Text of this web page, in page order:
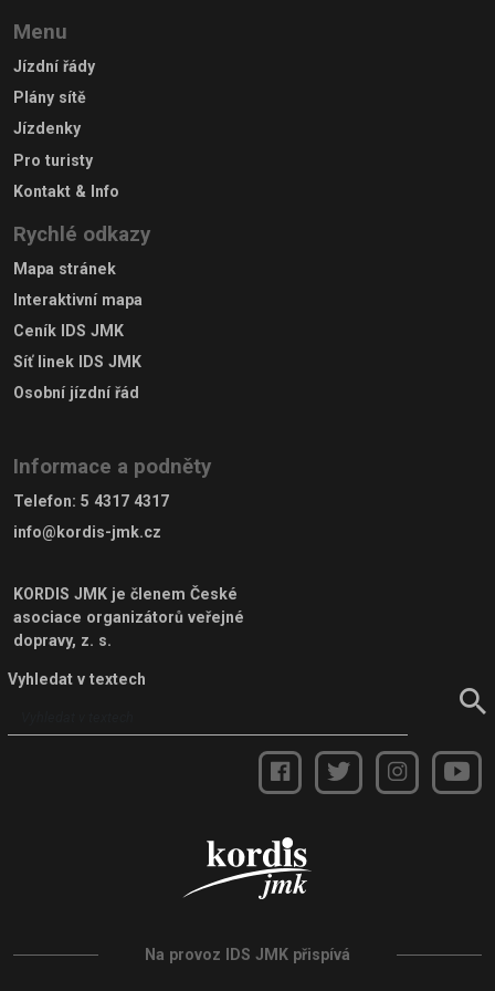
Menu
Jízdní řády
Plány sítě
Jízdenky
Pro turisty
Kontakt & Info
Rychlé odkazy
Mapa stránek
Interaktivní mapa
Ceník IDS JMK
Síť linek IDS JMK
Osobní jízdní řád
Informace a podněty
Telefon: 5 4317 4317
info@kordis-jmk.cz
KORDIS JMK je členem České
asociace organizátorů veřejné
dopravy, z. s.
Vyhledat v textech
Na provoz IDS JMK přispívá